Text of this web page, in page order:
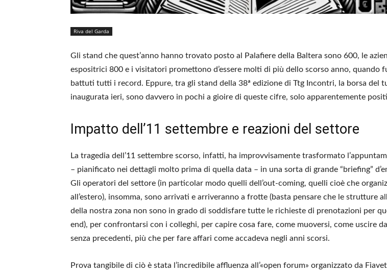
Riva del Garda
Gli stand che quest’anno hanno trovato posto al Palafiere della Baltera sono 600, le
espositrici 800 e i visitatori promettono d’essere molti di più dello scorso anno, quando
battuti tutti i record. Eppure, tra gli stand della 38ª edizione di Ttg Incontri, la borsa del
inaugurata ieri, sono davvero in pochi a gioire di queste cifre, solo apparentemente
Impatto dell’11 settembre e reazioni del settore
La tragedia dell’11 settembre scorso, infatti, ha improvvisamente trasformato
– pianificato nei dettagli molto prima di quella data – in una sorta di grande “briefing”
Gli operatori del settore (in particolar modo quelli dell’out-coming, quelli cioè che
all’estero), insomma, sono arrivati e arriveranno a frotte (basta pensare che le strutture
della nostra zona non sono in grado di soddisfare tutte le richieste di prenotazioni per
end), per confrontarsi con i colleghi, per capire cosa fare, come muoversi, come uscire
senza precedenti, più che per fare affari come accadeva negli anni scorsi.
Prova tangibile di ciò è stata l’incredibile affluenza all’«open forum» organizzato da